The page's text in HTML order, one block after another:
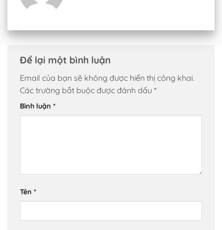
Để lại một bình luận
Email của bạn sẽ không được hiển thị công khai.
Các trường bắt buộc được đánh dấu *
Bình luận *
Tên *